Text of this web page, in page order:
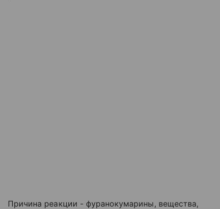
Причина реакции - фуранокумарины, вещества,